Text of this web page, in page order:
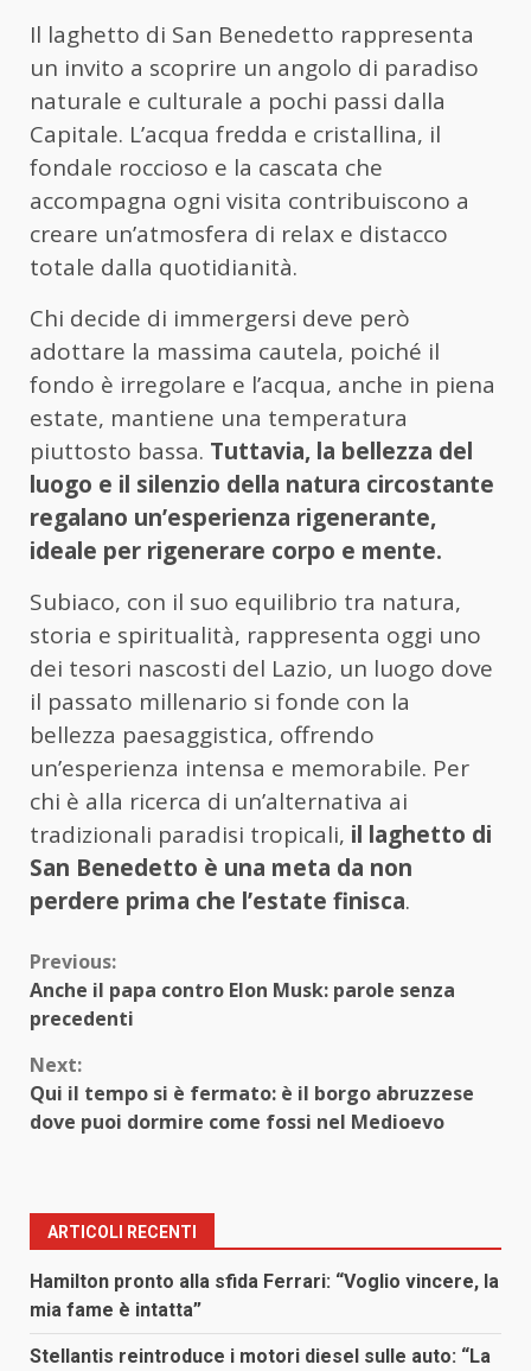
Il laghetto di San Benedetto rappresenta
un invito a scoprire un angolo di paradiso
naturale e culturale a pochi passi dalla
Capitale. L’acqua fredda e cristallina, il
fondale roccioso e la cascata che
accompagna ogni visita contribuiscono a
creare un’atmosfera di relax e distacco
totale dalla quotidianità.
Chi decide di immergersi deve però
adottare la massima cautela, poiché il
fondo è irregolare e l’acqua, anche in piena
estate, mantiene una temperatura
piuttosto bassa. Tuttavia, la bellezza del
luogo e il silenzio della natura circostante
regalano un’esperienza rigenerante,
ideale per rigenerare corpo e mente.
Subiaco, con il suo equilibrio tra natura,
storia e spiritualità, rappresenta oggi uno
dei tesori nascosti del Lazio, un luogo dove
il passato millenario si fonde con la
bellezza paesaggistica, offrendo
un’esperienza intensa e memorabile. Per
chi è alla ricerca di un’alternativa ai
tradizionali paradisi tropicali, il laghetto di
San Benedetto è una meta da non
perdere prima che l’estate finisca.
Continue
Reading
Previous:
Anche il papa contro Elon Musk: parole senza
precedenti
Next:
Qui il tempo si è fermato: è il borgo abruzzese
dove puoi dormire come fossi nel Medioevo
ARTICOLI RECENTI
Hamilton pronto alla sfida Ferrari: “Voglio vincere, la
mia fame è intatta”
Stellantis reintroduce i motori diesel sulle auto: “La